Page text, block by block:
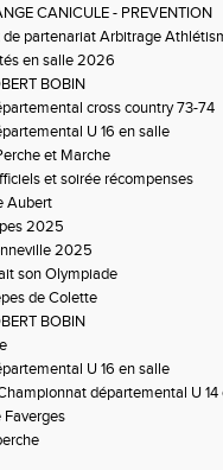
CANICULE - PREVENTION
de partenariat Arbitrage
en salle 2026
BOBIN
cross country 73-74
U 16 en salle
et Marche
et soirée récompenses
Aubert
2025
2025
son Olympiade
de Colette
BOBIN
U 16 en salle
départemental U 14